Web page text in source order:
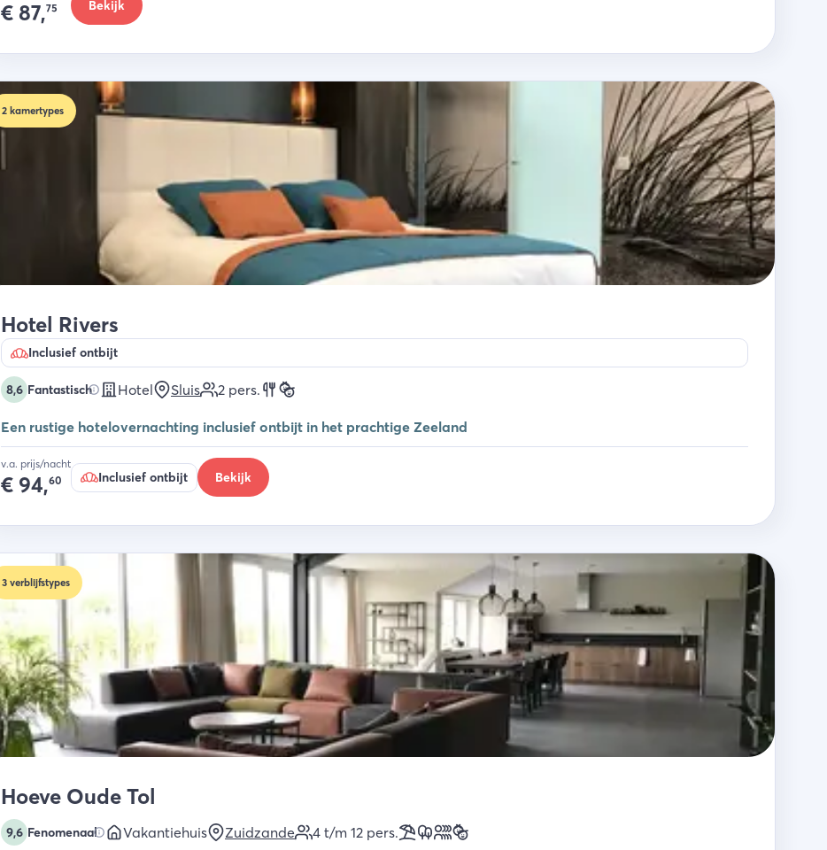
€ 87,75 Bekijk
2 kamertypes
Hotel Rivers
Inclusief ontbijt
8,6 Fantastisch Hotel Sluis 2 pers.
Een rustige hotelovernachting inclusief ontbijt in het prachtige Zeeland
v.a. prijs/nacht
€ 94,60 Inclusief ontbijt Bekijk
3 verblijfstypes
Hoeve Oude Tol
9,6 Fenomenaal Vakantiehuis Zuidzande 4 t/m 12 pers.